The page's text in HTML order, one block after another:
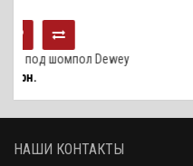
Dewey
НАШИ КОНТАКТЫ